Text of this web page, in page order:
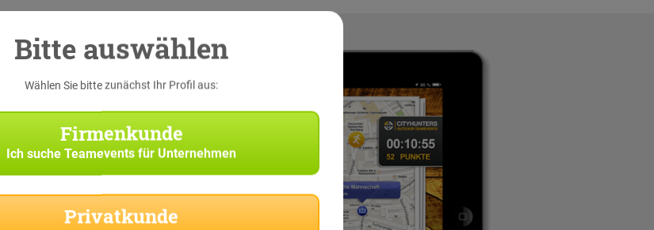
Bitte auswählen
Wählen Sie bitte zunächst Ihr Profil aus:
Firmenkunde
Ich suche Teamevents für Unternehmen
Privatkunde